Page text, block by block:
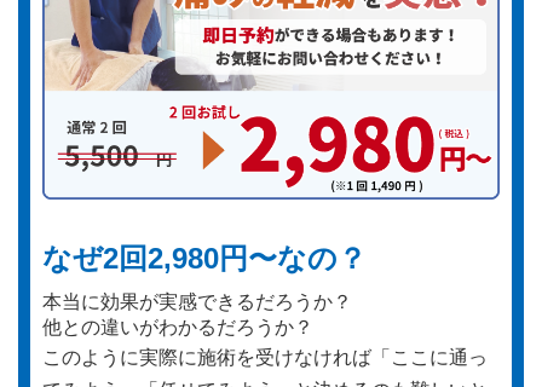
なぜ2回2,980円〜なの？
本当に効果が実感できるだろうか？
他との違いがわかるだろうか？
このように実際に施術を受けなければ「ここに通っ